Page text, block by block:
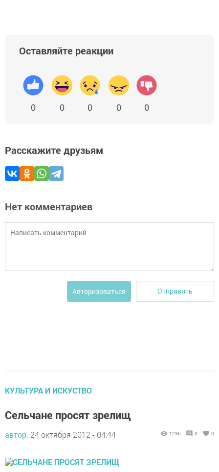
Оставляйте реакции
0 0 0 0 0
Расскажите друзьям
Нет комментариев
Авторизоваться Отправить
КУЛЬТУРА И ИСКУСТВО
Сельчане просят зрелищ
автор, 24 октября 2012 - 04:44 1236 0 0